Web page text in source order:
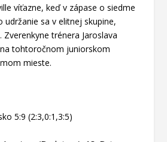
víťazne, keď v zápase o siedme
udržanie sa v elitnej skupine,
Zverenkyne trénera Jaroslava
tohtoročnom juniorskom
mieste.
5:9 (2:3,0:1,3:5)